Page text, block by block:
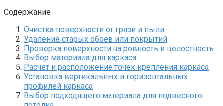
Содержание
Очистка поверхности от грязи и пыли
Удаление старых обоев или покрытий
Проверка поверхности на ровность и целостность
Выбор материала для каркаса
Расчет и расположение точек крепления каркаса
Установка вертикальных и горизонтальных
профилей каркаса
Выбор подходящего материала для подвесного